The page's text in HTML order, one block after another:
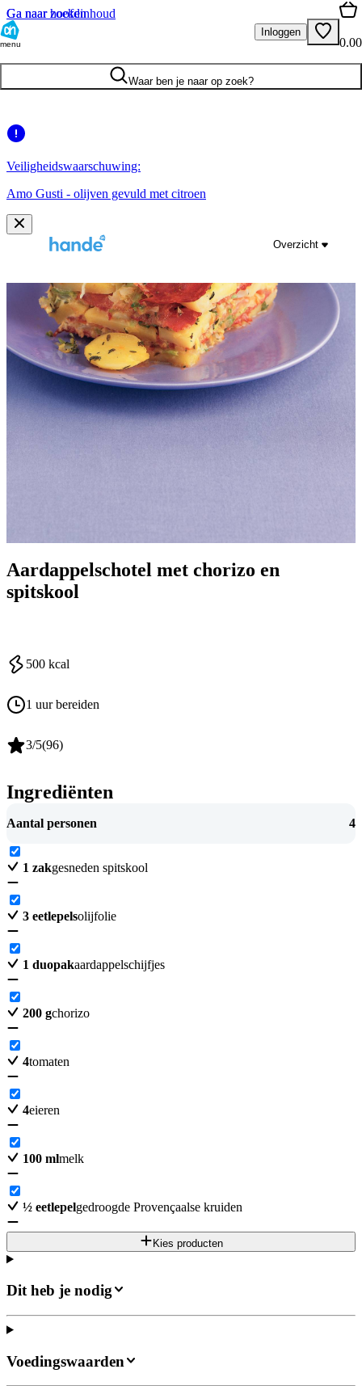
Ga naar hoofdinhoud
Ga naar zoeken
menu
Inloggen
0.00
Waar ben je naar op zoek?
Veiligheidswaarschuwing:
Amo Gusti - olijven gevuld met citroen
Overzicht
Aardappelschotel met chorizo en
spitskool
500 kcal
1 uur bereiden
3/5(96)
Ingrediënten
Aantal personen 4
1 zakgesneden spitskool
3 eetlepelsolijfolie
1 duopakaardappelschijfjes
200 gchorizo
4tomaten
4eieren
100 mlmelk
½ eetlepelgedroogde Provençaalse kruiden
Kies producten
Dit heb je nodig
Voedingswaarden